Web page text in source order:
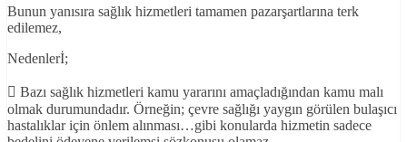
Bunun yanısıra sağlık hizmetleri tamamen pazarşartlarına terk
edilemez,
Nedenlerİ;
 Bazı sağlık hizmetleri kamu yararını amaçladığından kamu malı
olmak durumundadır. Örneğin; çevre sağlığı yaygın görülen bulaşıcı
hastalıklar için önlem alınması…gibi konularda hizmetin sadece